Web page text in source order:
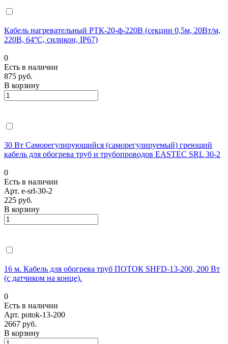
Кабель нагревательный РТК-20-ф-220В (секции 0,5м, 20Вт/м,
220В, 64°С, силикон, IP67)
0
Есть в наличии
875 руб.
В корзину
30 Вт Саморегулирующийся (саморегулируемый) греющий
кабель для обогрева труб и трубопроводов EASTEC SRL 30-2
0
Есть в наличии
Арт. e-srl-30-2
225 руб.
В корзину
16 м. Кабель для обогрева труб ПОТОК SHFD-13-200, 200 Вт
(с датчиком на конце).
0
Есть в наличии
Арт. potok-13-200
2667 руб.
В корзину